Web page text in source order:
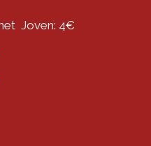
Joven: 4€